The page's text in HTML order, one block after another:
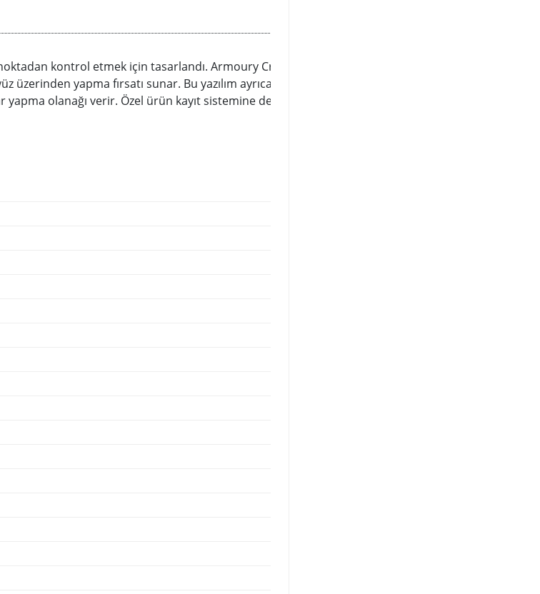
kontrol etmek için tasarlandı. Armoury Crate sisteminizdeki tüm
yapma fırsatı sunar. Bu yazılım ayrıca klavye ve mouse
olanağı verir. Özel ürün kayıt sistemine de sahip olan Armoury